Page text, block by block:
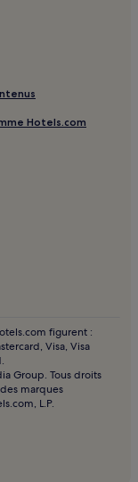
à proximité
Hotels.com
figurent :
Visa, Visa
Group. Tous droits
marques
L.P.